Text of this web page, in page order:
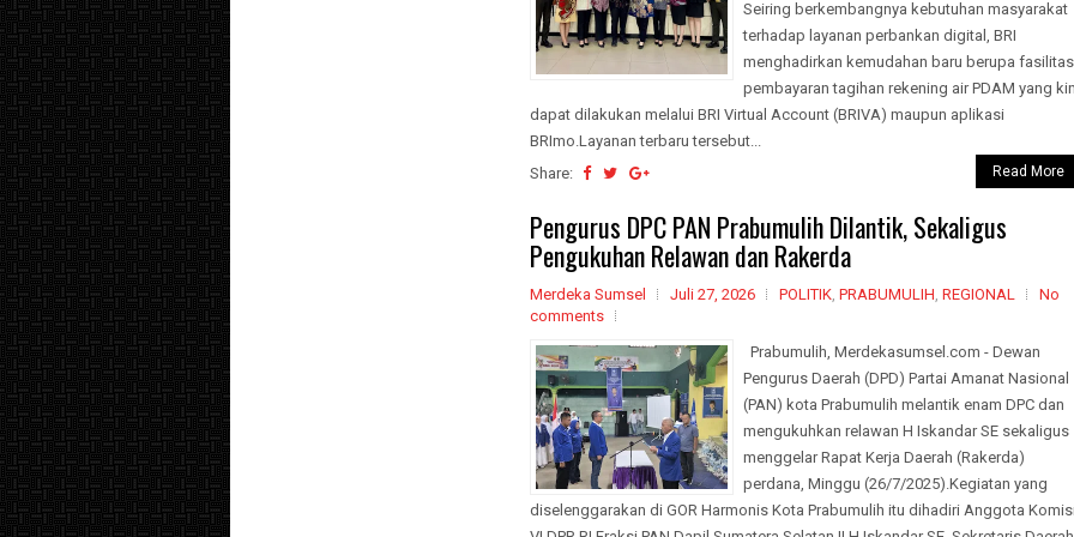
Seiring berkembangnya kebutuhan masyarakat
terhadap layanan perbankan digital, BRI
menghadirkan kemudahan baru berupa fasilitas
pembayaran tagihan rekening air PDAM yang
dapat dilakukan melalui BRI Virtual Account (BRIVA) maupun aplikasi
BRImo.Layanan terbaru tersebut...
Share:
Read More
Pengurus DPC PAN Prabumulih Dilantik, Sekaligus
Pengukuhan Relawan dan Rakerda
Merdeka Sumsel Juli 27, 2026 POLITIK, PRABUMULIH, REGIONAL
No
comments
Prabumulih, Merdekasumsel.com - Dewan
Pengurus Daerah (DPD) Partai Amanat Nasional
(PAN) kota Prabumulih melantik enam DPC dan
mengukuhkan relawan H Iskandar SE sekaligus
menggelar Rapat Kerja Daerah (Rakerda)
perdana, Minggu (26/7/2025).Kegiatan yang
diselenggarakan di GOR Harmonis Kota Prabumulih itu dihadiri Anggota